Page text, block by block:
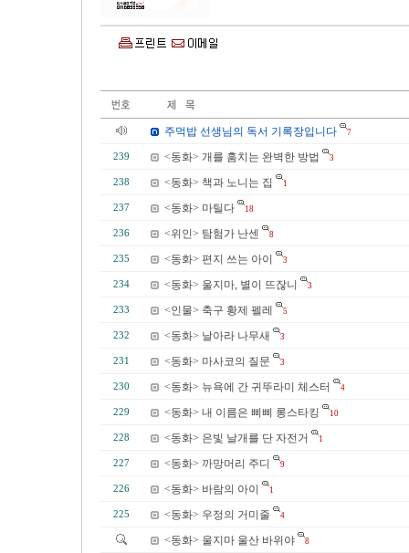
주먹밥 선생님의 독서 기록장입니다 7
239 <동화> 개를 훔치는 완벽한 방법 3
238 <동화> 책과 노니는 집 1
237 <동화> 마틸다 18
236 <위인> 탐험가 난센 8
235 <동화> 편지 쓰는 아이 3
234 <동화> 울지마, 별이 뜨잖니 3
233 <인물> 축구 황제 펠레 5
232 <동화> 날아라 나무새 3
231 <동화> 마사코의 질문 3
230 <동화> 뉴욕에 간 귀뚜라미 체스터 4
229 <동화> 내 이름은 삐삐 롱스타킹 10
228 <동화> 은빛 날개를 단 자전거 1
227 <동화> 까망머리 주디 9
226 <동화> 바람의 아이 1
225 <동화> 우정의 거미줄 4
<동화> 울지마 울산 바위야 8